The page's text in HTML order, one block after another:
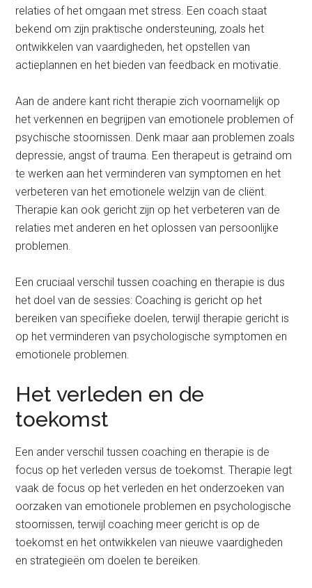
relaties of het omgaan met stress. Een coach staat
bekend om zijn praktische ondersteuning, zoals het
ontwikkelen van vaardigheden, het opstellen van
actieplannen en het bieden van feedback en motivatie.
Aan de andere kant richt therapie zich voornamelijk op
het verkennen en begrijpen van emotionele problemen of
psychische stoornissen. Denk maar aan problemen zoals
depressie, angst of trauma. Een therapeut is getraind om
te werken aan het verminderen van symptomen en het
verbeteren van het emotionele welzijn van de cliënt.
Therapie kan ook gericht zijn op het verbeteren van de
relaties met anderen en het oplossen van persoonlijke
problemen.
Een cruciaal verschil tussen coaching en therapie is dus
het doel van de sessies: Coaching is gericht op het
bereiken van specifieke doelen, terwijl therapie gericht is
op het verminderen van psychologische symptomen en
emotionele problemen.
Het verleden en de
toekomst
Een ander verschil tussen coaching en therapie is de
focus op het verleden versus de toekomst. Therapie legt
vaak de focus op het verleden en het onderzoeken van
oorzaken van emotionele problemen en psychologische
stoornissen, terwijl coaching meer gericht is op de
toekomst en het ontwikkelen van nieuwe vaardigheden
en strategieën om doelen te bereiken.